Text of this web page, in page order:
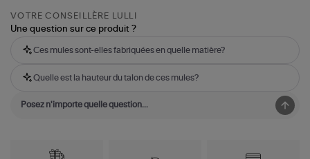
VOTRE CONSEILLÈRE LULLI
Une question sur ce produit ?
Ces mules sont-elles fabriquées en quelle matière?
Quelle est la hauteur du talon de ces mules?